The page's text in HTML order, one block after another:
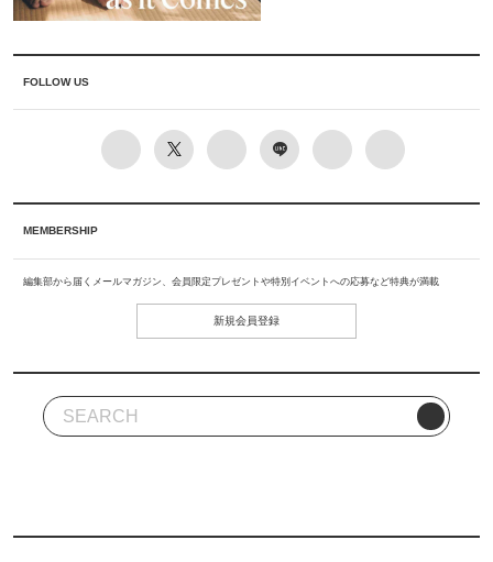
FOLLOW US
MEMBERSHIP
編集部から届くメールマガジン、会員限定プレゼントや特別イベントへの応募など特典が満載
新規会員登録